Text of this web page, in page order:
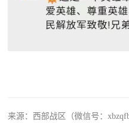
来源：西部战区（微信号：xbzqfb